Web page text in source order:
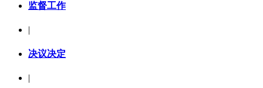
监督工作
决议决定
|